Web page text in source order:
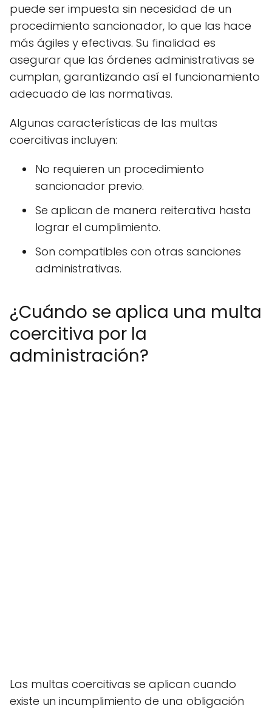
puede ser impuesta sin necesidad de un
procedimiento sancionador, lo que las hace
más ágiles y efectivas. Su finalidad es
asegurar que las órdenes administrativas se
cumplan, garantizando así el funcionamiento
adecuado de las normativas.
Algunas características de las multas
coercitivas incluyen:
No requieren un procedimiento
sancionador previo.
Se aplican de manera reiterativa hasta
lograr el cumplimiento.
Son compatibles con otras sanciones
administrativas.
¿Cuándo se aplica una multa
coercitiva por la
administración?
Las multas coercitivas se aplican cuando
existe un incumplimiento de una obligación